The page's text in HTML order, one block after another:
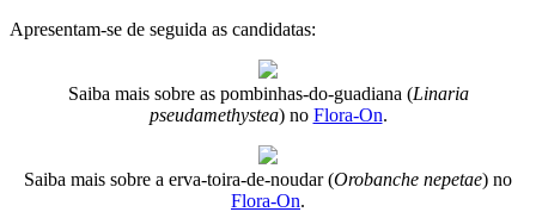
Apresentam-se de seguida as candidatas:
Saiba mais sobre as pombinhas-do-guadiana (Linaria
pseudamethystea) no Flora-On.
Saiba mais sobre a erva-toira-de-noudar (Orobanche nepetae) no
Flora-On.